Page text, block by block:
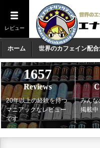
レビュー
ホーム 世界のカフェイン配
1657
Reviews
20年以上の経験を持つ
マニアックなレビュー
です
みんな
掲載中